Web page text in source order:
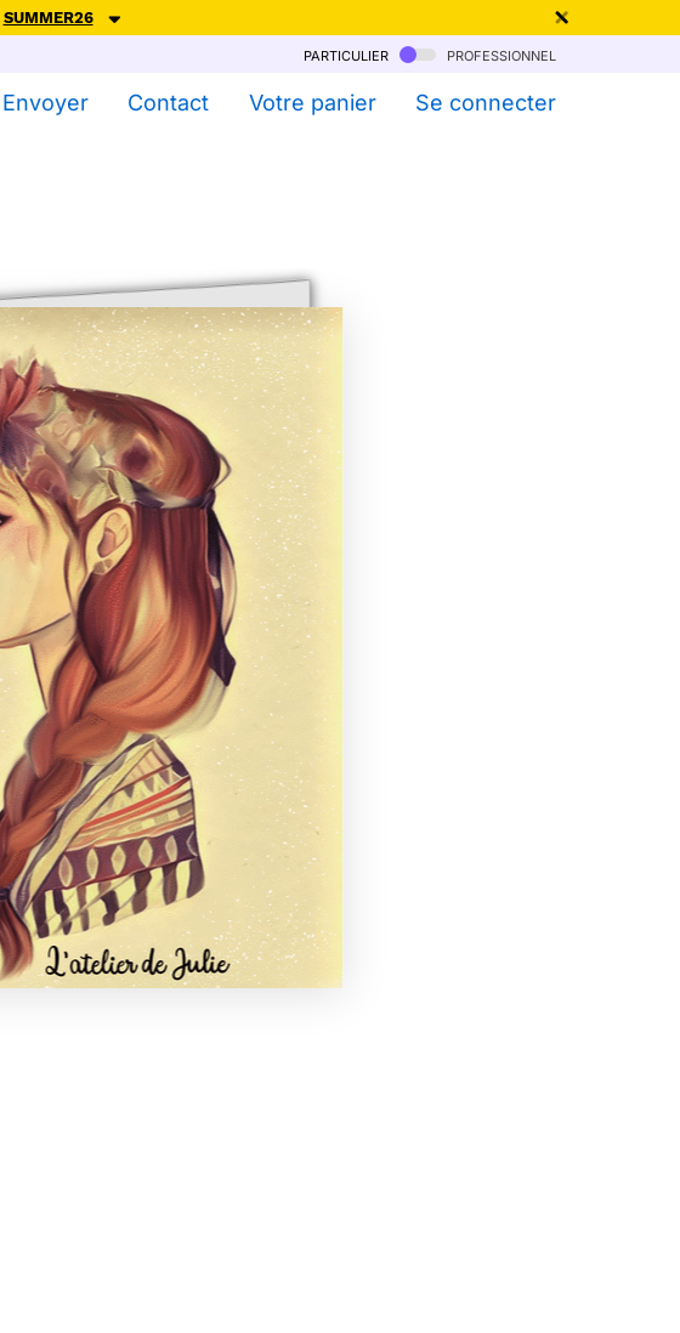
SUMMER26
particulier professionnel
Envoyer Contact Votre panier Se connecter